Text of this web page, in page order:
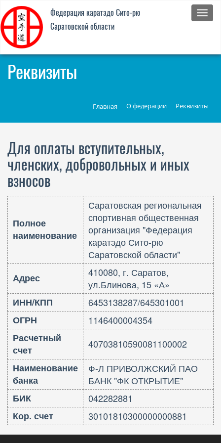
Федерация каратэдо Cито-рю
Саратовской области
Реквизиты
Главная О федерации Реквизиты
Для оплаты вступительных,
членских, добровольных и иных
взносов
Полное
наименование
Саратовская региональная
спортивная общественная
организация "Федерация
каратэдо Сито-рю
Саратовской области"
Адрес
410080, г. Саратов,
ул.Блинова, 15 «А»
ИНН/КПП
6453138287/645301001
ОГРН
1146400004354
Расчетный
счет
40703810590081100002
Наименование
банка
Ф-Л ПРИВОЛЖСКИЙ ПАО
БАНК "ФК ОТКРЫТИЕ"
БИК
042282881
Кор. счет
30101810300000000881